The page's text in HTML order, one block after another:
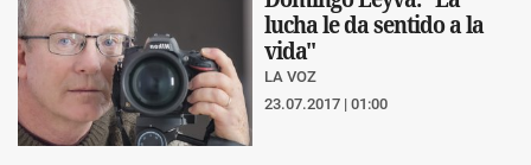
lucha le da sentido a la
vida"
LA VOZ
23.07.2017 | 01:00